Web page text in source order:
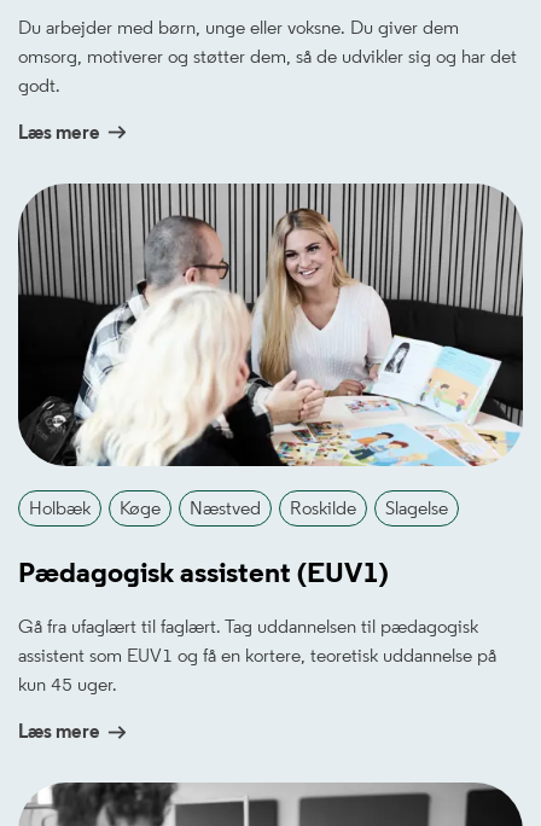
Du arbejder med børn, unge eller voksne. Du giver dem
omsorg, motiverer og støtter dem, så de udvikler sig og har det
godt.
Læs mere
Holbæk Køge Næstved Roskilde Slagelse
Pædagogisk assistent (EUV1)
Gå fra ufaglært til faglært. Tag uddannelsen til pædagogisk
assistent som EUV1 og få en kortere, teoretisk uddannelse på
kun 45 uger.
Læs mere